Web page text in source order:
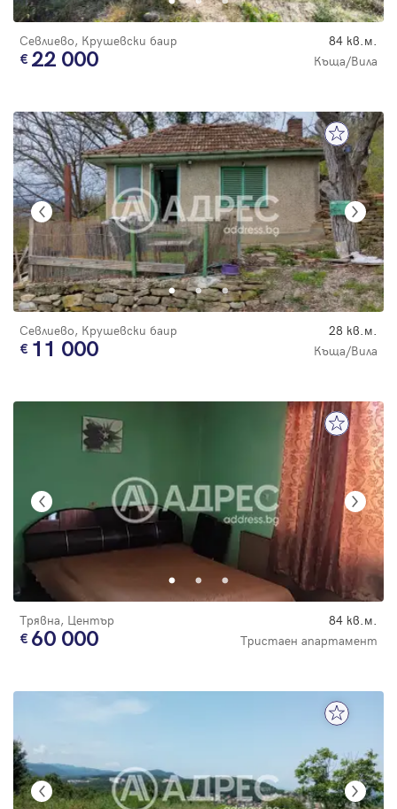
Севлиево, Крушевски баир 84 кв.м.
22 000 Къща/Вила
Севлиево, Крушевски баир 28 кв.м.
11 000 Къща/Вила
Трявна, Център 84 кв.м.
60 000 Тристаен апартамент